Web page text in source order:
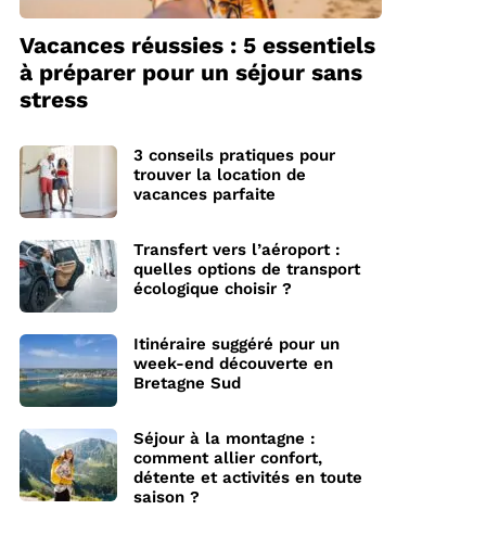
Vacances réussies : 5 essentiels
à préparer pour un séjour sans
stress
3 conseils pratiques pour
trouver la location de
vacances parfaite
Transfert vers l’aéroport :
quelles options de transport
écologique choisir ?
Itinéraire suggéré pour un
week-end découverte en
Bretagne Sud
Séjour à la montagne :
comment allier confort,
détente et activités en toute
saison ?